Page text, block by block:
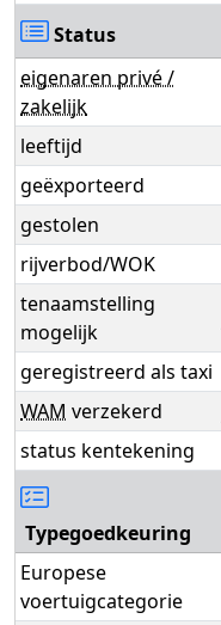
Status
eigenaren privé /
zakelijk
leeftijd
geëxporteerd
gestolen
rijverbod/WOK
tenaamstelling
mogelijk
geregistreerd als taxi
WAM verzekerd
status kentekening
Typegoedkeuring
Europese
voertuigcategorie